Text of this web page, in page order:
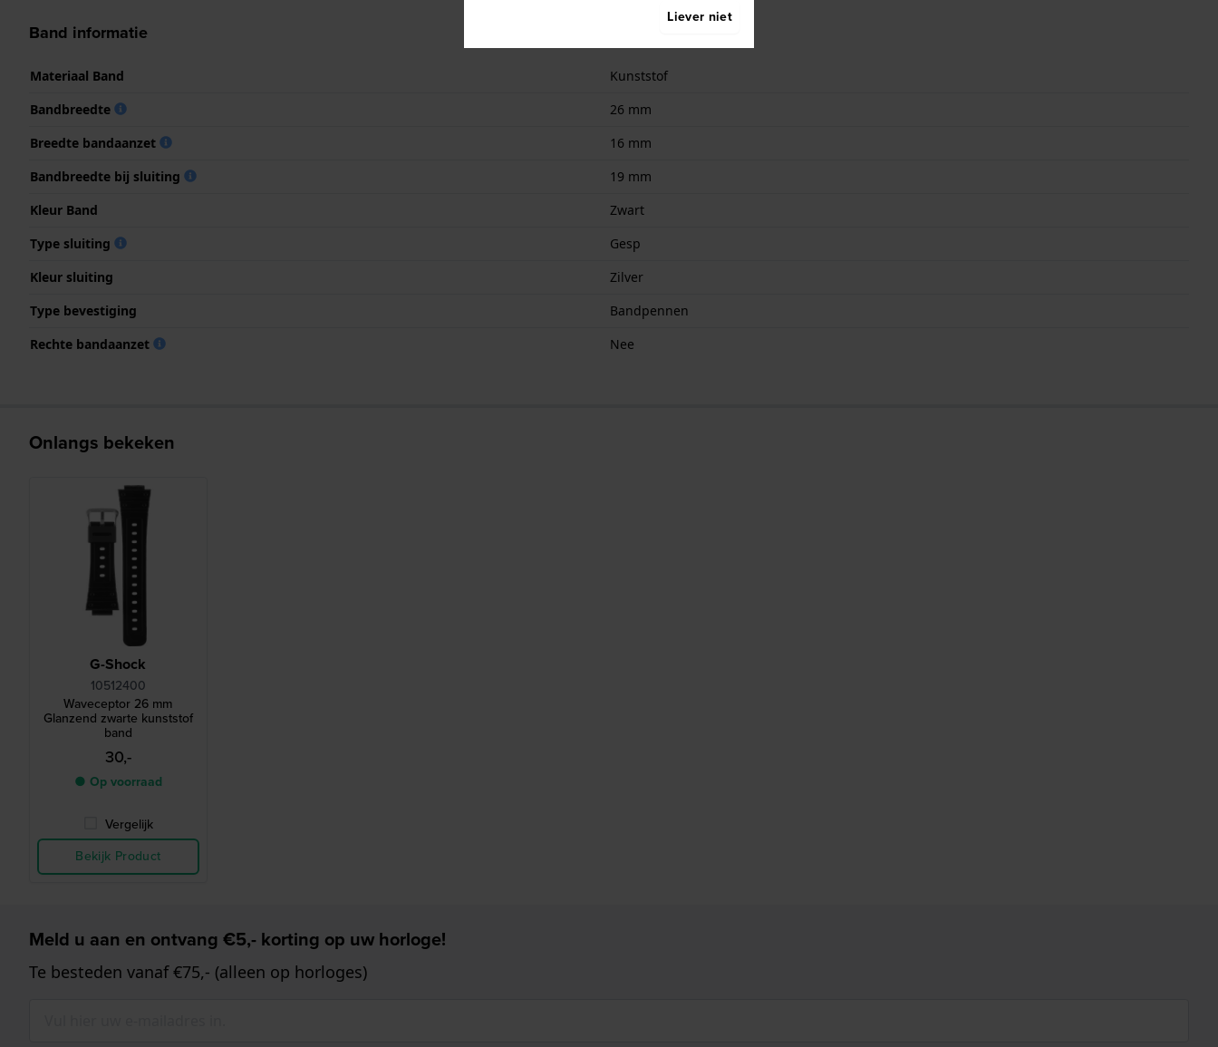
Band informatie
Materiaal Band
Kunststof
Bandbreedte
26 mm
Breedte bandaanzet
16 mm
Bandbreedte bij sluiting
19 mm
Kleur Band
Zwart
Type sluiting
Gesp
Kleur sluiting
Zilver
Type bevestiging
Bandpennen
Rechte bandaanzet
Nee
Onlangs bekeken
G-Shock
10512400
Waveceptor 26 mm
Glanzend zwarte kunststof
band
30,-
● Op voorraad
Vergelijk
Bekijk Product
Meld u aan en ontvang €5,- korting op uw horloge!
Te besteden vanaf €75,- (alleen op horloges)
Liever niet